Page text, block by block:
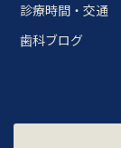
診療時間・交通
歯科ブログ